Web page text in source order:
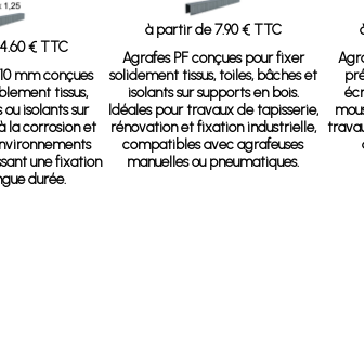
€ TTC
mm conçues
tissus,
isolants sur
la corrosion et
une fixation
durée.
à partir de 7.90 € TTC
Agrafes PFconçues pour fixer
solidement tissus, toiles, bâches et
isolants sur supports en bois.
Idéales pour travaux de tapisserie,
rénovation et fixation industrielle,
compatibles avec agrafeuses
manuelles ou pneumatiques.